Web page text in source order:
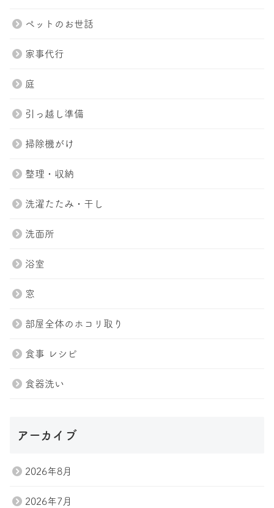
ペットのお世話
家事代行
庭
引っ越し準備
掃除機がけ
整理・収納
洗濯たたみ・干し
洗面所
浴室
窓
部屋全体のホコリ取り
食事 レシピ
食器洗い
アーカイブ
2026年8月
2026年7月